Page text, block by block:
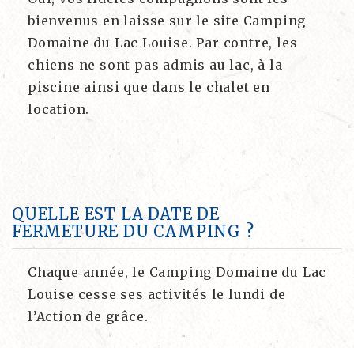
bienvenus en laisse sur le site Camping
Domaine du Lac Louise. Par contre, les
chiens ne sont pas admis au lac, à la
piscine ainsi que dans le chalet en
location.
QUELLE EST LA DATE DE
FERMETURE DU CAMPING ?
Chaque année, le Camping Domaine du Lac
Louise cesse ses activités le lundi de
l’Action de grâce.